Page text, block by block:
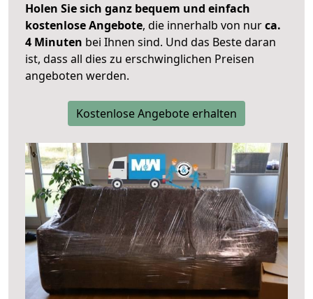
Holen Sie sich ganz bequem und einfach
kostenlose Angebote, die innerhalb von nurca.
4 Minuten bei Ihnen sind. Und das Beste daran
ist, dass all dies zu erschwinglichen Preisen
angeboten werden.
Kostenlose Angebote erhalten